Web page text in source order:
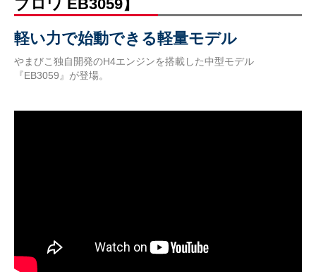
ブロワ EB3059】
軽い力で始動できる軽量モデル
やまびこ独自開発のH4エンジンを搭載した中型モデル
『EB3059』が登場。